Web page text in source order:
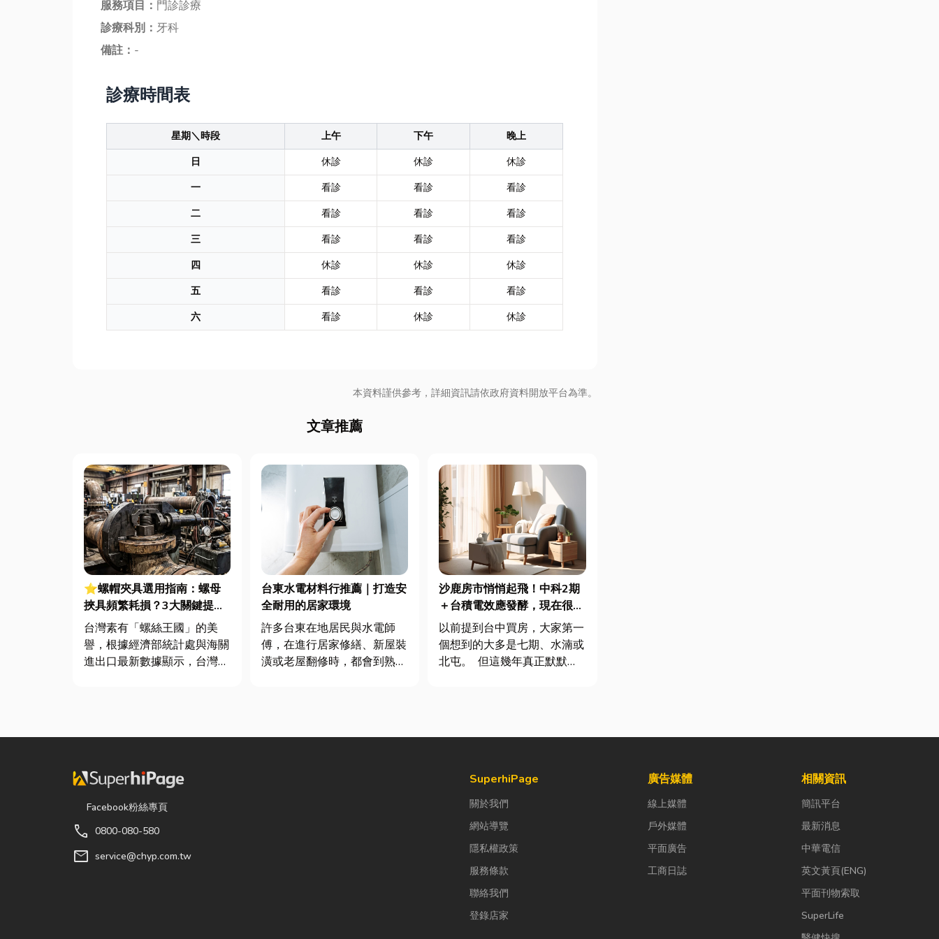
服務項目： 門診診療
診療科別： 牙科
備註： -
診療時間表
星期＼時段 上午 下午
晚上
日
休診 休診
休診
一
看診 看診
看診
二
看診 看診
看診
三
看診 看診
看診
四
休診 休診
休診
五
看診 看診
看診
六
看診 休診 休診
本資料謹供參考，詳細資訊請依政府資料開放平台為準。
文章推薦
⭐螺帽夾具選用指南：螺母
挾具頻繁耗損？3大關鍵提升
扣件成型良率與壽命
台灣素有「螺絲王國」的美
譽，根據經濟部統計處與海關
進出口最新數據顯示，台灣扣
的關...
台東水電材料行推薦｜打造安
全耐用的居家環境
許多台東在地居民與水電師
傅，在進行居家修繕、新屋裝
潢或老屋翻修時，都會到熟悉
沙鹿房市悄悄起飛！中科2期
＋台積電效應發酵，現在很多
人開始看海線
以前提到台中買房，大家第一
個想到的大多是七期、水湳或
北屯。 但這幾年真正默默崛
Facebook粉絲專頁
call 0800-080-580
mail service@chyp.com.tw
SuperhiPage
關於我們
網站導覽
隱私權政策
服務條款
聯絡我們
登錄店家
廣告媒體
線上媒體
戶外媒體
平面廣告
工商日誌
相關資訊
簡訊平台
最新消息
中華電信
英文黃頁(ENG)
平面刊物索取
SuperLife